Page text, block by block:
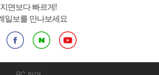
지면보다 빠르게!
일보를 만나보세요